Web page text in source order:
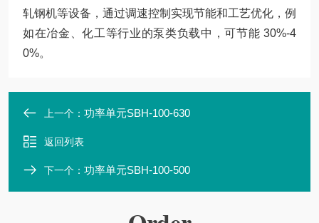
轧钢机等设备，通过调速控制实现节能和工艺优化，例
如在冶金、化工等行业的泵类负载中，可节能 30%-4
0%。
上一个： 功率单元SBH-100-630
返回列表
下一个： 功率单元SBH-100-500